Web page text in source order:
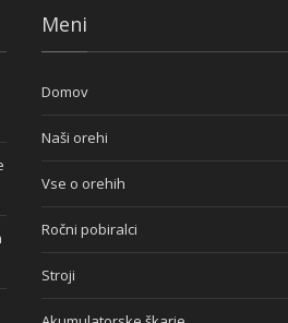
Meni
Domov
Naši orehi
Vse o orehih
Ročni pobiralci
Stroji